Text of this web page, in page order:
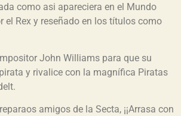
como asi apareciera en el Mundo
el Rex y reseñado en los títulos como
John Williams para que su
y rivalice con la magnífica Piratas
amigos de la Secta, ¡¡Arrasa con